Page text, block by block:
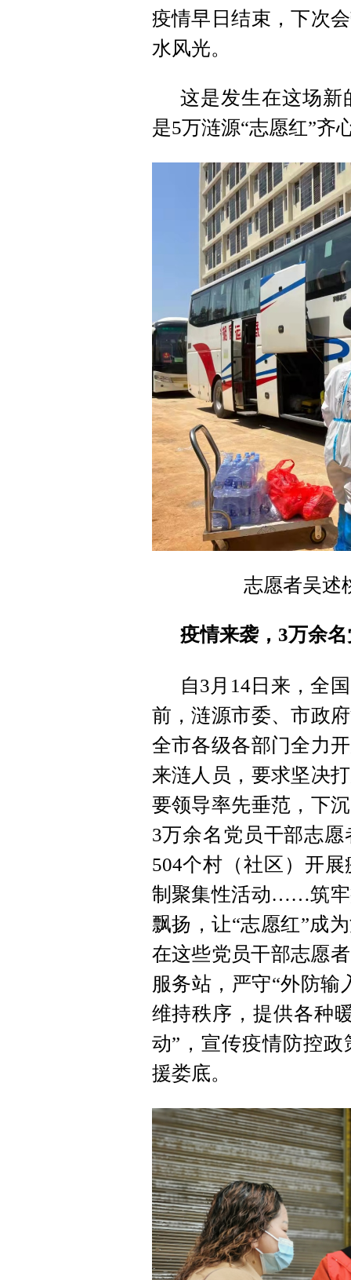
疫情早日结束，下次
水风光。
这是发生在这场新
是5万涟源“志愿红”齐
志愿者吴述
疫情来袭，3万余
自3月14日来，全
前，涟源市委、市政
全市各级各部门全力
来涟人员，要求坚决
要领导率先垂范，下
3万余名党员干部志
504个村（社区）开
制聚集性活动……筑牢
飘扬，让“志愿红”成
在这些党员干部志愿
服务站，严守“外防输
维持秩序，提供各种
动”，宣传疫情防控
援娄底。